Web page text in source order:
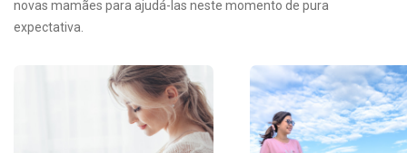
novas mamães para ajudá-las neste momento de pura
expectativa.